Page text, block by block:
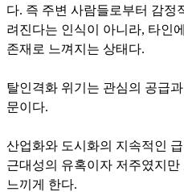
다. 즉 주변 사람들로부터 감정
려진다는 인식이 아니라, 타인
존재로 느껴지는 상태다.
탈인격화 위기는 관심의 공급
문이다.
산업화와 도시화의 지속적인
근대성의 유혹이자 저주였지
느끼게 한다.